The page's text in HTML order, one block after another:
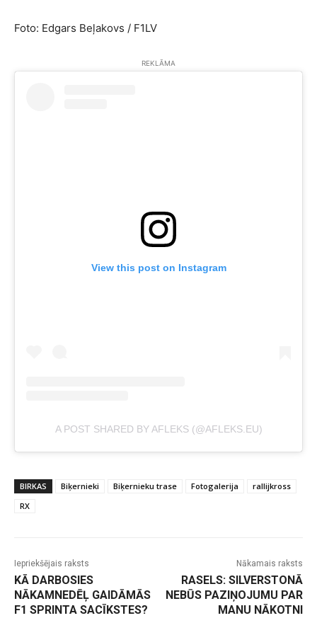
Foto: Edgars Beļakovs / F1LV
REKLĀMA
View this post on Instagram
A POST SHARED BY AFLEKS (@AFLEKS.EU)
BIRKAS Biķernieki Biķernieku trase Fotogalerija
rallijkross
RX
Iepriekšējais raksts
KĀ DARBOSIES
NĀKAMNEDĒĻ GAIDĀMĀS
F1 SPRINTA SACĪKSTES?
Nākamais raksts
RASELS: SILVERSTONĀ
NEBŪS PAZIŅOJUMU PAR
MANU NĀKOTNI